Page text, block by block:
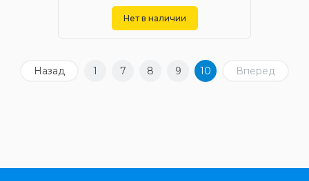
Нет в наличии
Назад 1 7 8 9 10 Вперед